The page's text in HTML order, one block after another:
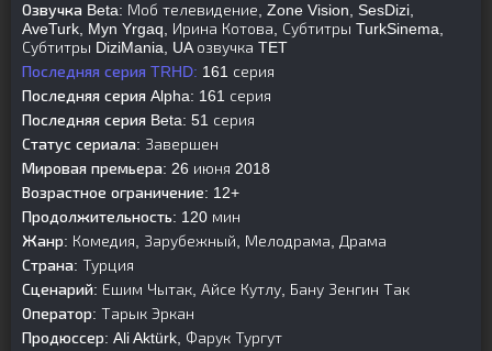
Озвучка Beta: Моб телевидение, Zone Vision, SesDizi,
AveTurk, Myn Yrgaq, Ирина Котова, Субтитры TurkSinema,
Субтитры DiziMania, UA озвучка TET
Последняя серия TRHD: 161 серия
Последняя серия Alpha: 161 серия
Последняя серия Beta: 51 серия
Статус сериала: Завершен
Мировая премьера: 26 июня 2018
Возрастное ограничение: 12+
Продолжительность: 120 мин
Жанр: Комедия, Зарубежный, Мелодрама, Драма
Страна: Турция
Сценарий: Ешим Чытак, Айсе Кутлу, Бану Зенгин Так
Оператор: Тарык Эркан
Продюссер: Ali Aktürk, Фарук Тургут